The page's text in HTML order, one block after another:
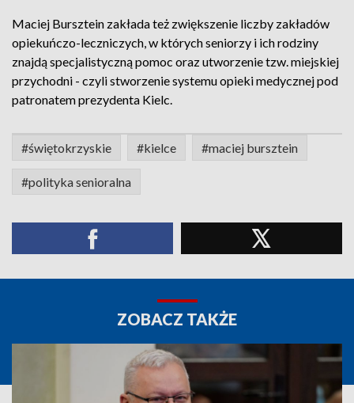
Maciej Bursztein zakłada też zwiększenie liczby zakładów
opiekuńczo-leczniczych, w których seniorzy i ich rodziny
znajdą specjalistyczną pomoc oraz utworzenie tzw. miejskiej
przychodni - czyli stworzenie systemu opieki medycznej pod
patronatem prezydenta Kielc.
#świętokrzyskie #kielce #maciej bursztein
#polityka senioralna
ZOBACZ TAKŻE